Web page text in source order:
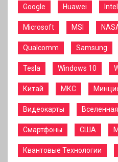
Google Huawei Intel
Microsoft MSI
Qualcomm Samsung
Tesla Windows 10
Китай МКС
Видеокарты Вселенная
Смартфоны США
Квантовые Технологии